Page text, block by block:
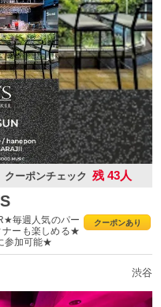
クーポンチェック 残 43人
クーポンあり
毎週人気のパー
ーも楽しめる★
参加可能★
渋谷